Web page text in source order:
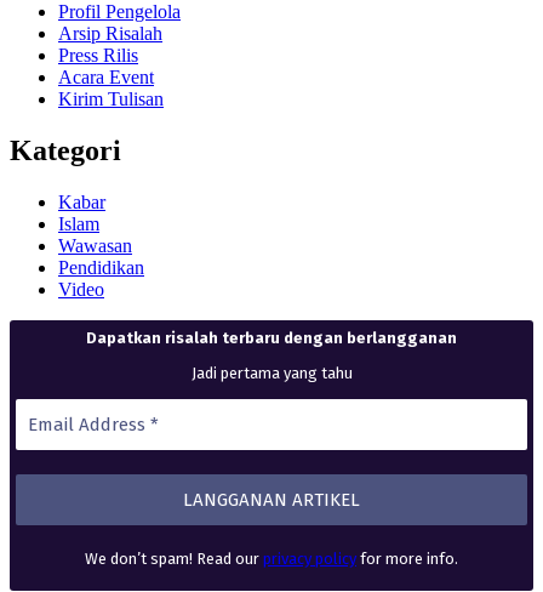
Profil Pengelola
Arsip Risalah
Press Rilis
Acara Event
Kirim Tulisan
Kategori
Kabar
Islam
Wawasan
Pendidikan
Video
Dapatkan risalah terbaru dengan berlangganan
Jadi pertama yang tahu
We don’t spam! Read our privacy policy for more info.